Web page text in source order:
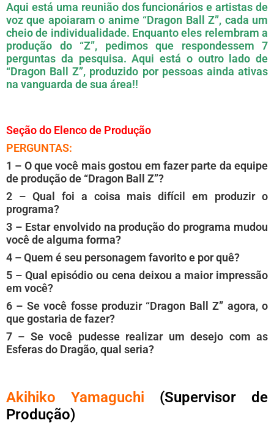
Aqui está uma reunião dos funcionários e artistas de
voz que apoiaram o anime “Dragon Ball Z”, cada um
cheio de individualidade. Enquanto eles relembram a
produção do “Z”, pedimos que respondessem 7
perguntas da pesquisa. Aqui está o outro lado de
“Dragon Ball Z”, produzido por pessoas ainda ativas
na vanguarda de sua área!!
Seção do Elenco de Produção
PERGUNTAS:
1 – O que você mais gostou em fazer parte da equipe
de produção de “Dragon Ball Z”?
2 – Qual foi a coisa mais difícil em produzir o
programa?
3 – Estar envolvido na produção do programa mudou
você de alguma forma?
4 – Quem é seu personagem favorito e por quê?
5 – Qual episódio ou cena deixou a maior impressão
em você?
6 – Se você fosse produzir “Dragon Ball Z” agora, o
que gostaria de fazer?
7 – Se você pudesse realizar um desejo com as
Esferas do Dragão, qual seria?
Akihiko Yamaguchi
(Supervisor de
Produção)